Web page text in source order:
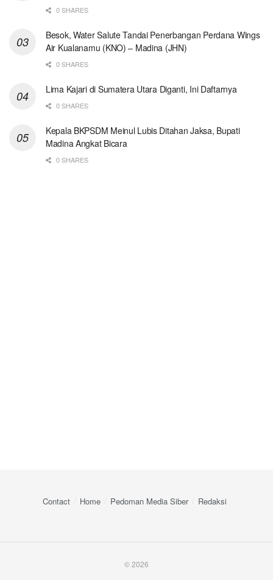
0 SHARES
Besok, Water Salute Tandai Penerbangan Perdana Wings
Air Kualanamu (KNO) – Madina (JHN)
0 SHARES
Lima Kajari di Sumatera Utara Diganti, Ini Daftarnya
0 SHARES
Kepala BKPSDM Meinul Lubis Ditahan Jaksa, Bupati
Madina Angkat Bicara
0 SHARES
Contact Home Pedoman Media Siber Redaksi
© 2026